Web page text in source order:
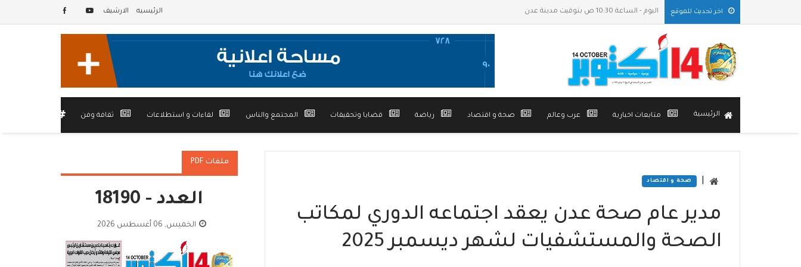
اخر تحديث للموقع اليوم - الساعة 10:30 ص بتوقيت مدينة عدن الرئيسيه الارشيف
الرئيسية متابعات اخبارية عرب وعالم صحة و اقتصاد رياضة قضايا وتحقيقات المجتمع والناس لقاءات و استطلاعات ثقافة وفن
صحة و اقتصاد
مدير عام صحة عدن يعقد اجتماعه الدوري لمكاتب
الصحة والمستشفيات لشهر ديسمبر 2025
ملفات PDF
العدد - 18190
الخميس, 06 أغسطس 2026